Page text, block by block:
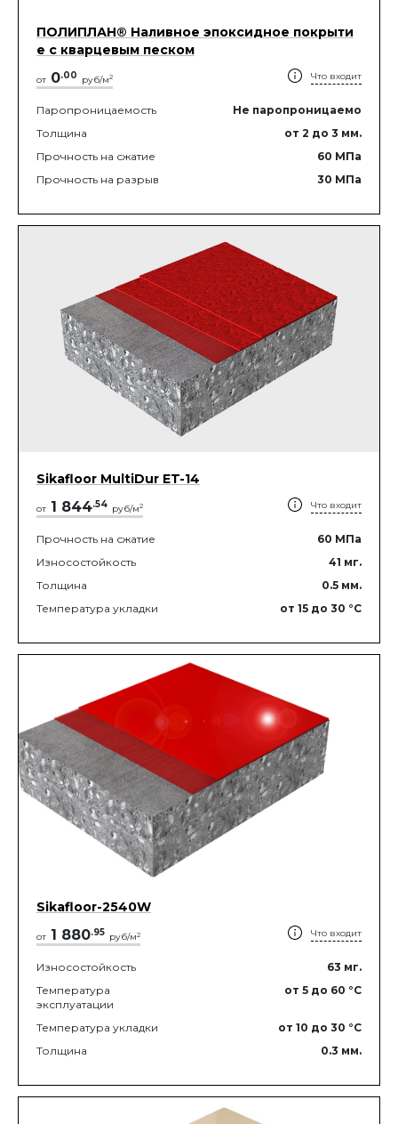
ПОЛИПЛАН® Наливное эпоксидное покрыти
е с кварцевым песком
от 0.00 руб/м2 Что входит
Паропроницаемость
Не паропроницаемо
Толщина
от 2 до 3 мм.
Прочность на сжатие
60 МПа
Прочность на разрыв
30 МПа
Sikafloor MultiDur ET-14
от 1 844.54 руб/м2 Что входит
Прочность на сжатие 60 МПа
Износостойкость
41 мг.
Толщина
0.5 мм.
Температура укладки
от 15 до 30 °C
Sikafloor-2540W
от 1 880.95 руб/м2 Что входит
Износостойкость 63 мг.
Температура
эксплуатации
от 5 до 60 °C
Температура укладки от 10 до 30 °C
Толщина
0.3 мм.